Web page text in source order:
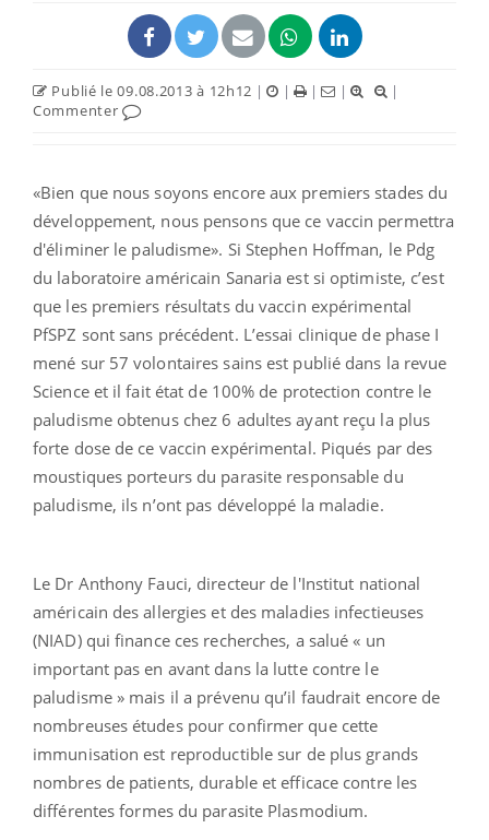
Publié le 09.08.2013 à 12h12 | | | |
|
Commenter
«Bien que nous soyons encore aux premiers stades du
développement, nous pensons que ce vaccin permettra
d'éliminer le paludisme». Si Stephen Hoffman, le Pdg
du laboratoire américain Sanaria est si optimiste, c’est
que les premiers résultats du vaccin expérimental
PfSPZ sont sans précédent. L’essai clinique de phase I
mené sur 57 volontaires sains est publié dans la revue
Science et il fait état de 100% de protection contre le
paludisme obtenus chez 6 adultes ayant reçu la plus
forte dose de ce vaccin expérimental. Piqués par des
moustiques porteurs du parasite responsable du
paludisme, ils n’ont pas développé la maladie.
Le Dr Anthony Fauci, directeur de l'Institut national
américain des allergies et des maladies infectieuses
(NIAD) qui finance ces recherches, a salué « un
important pas en avant dans la lutte contre le
paludisme » mais il a prévenu qu’il faudrait encore de
nombreuses études pour confirmer que cette
immunisation est reproductible sur de plus grands
nombres de patients, durable et efficace contre les
différentes formes du parasite Plasmodium.